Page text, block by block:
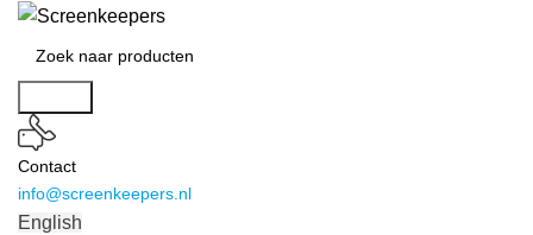
Contact
info@screenkeepers.nl
English